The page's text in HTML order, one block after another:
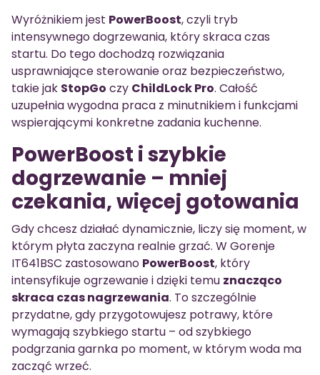
Wyróżnikiem jest PowerBoost, czyli tryb
intensywnego dogrzewania, który skraca czas
startu. Do tego dochodzą rozwiązania
usprawniające sterowanie oraz bezpieczeństwo,
takie jak StopGo czy ChildLock Pro. Całość
uzupełnia wygodna praca z minutnikiem i funkcjami
wspierającymi konkretne zadania kuchenne.
PowerBoost i szybkie
dogrzewanie – mniej
czekania, więcej gotowania
Gdy chcesz działać dynamicznie, liczy się moment, w
którym płyta zaczyna realnie grzać. W Gorenje
IT641BSC zastosowano PowerBoost, który
intensyfikuje ogrzewanie i dzięki temu znacząco
skraca czas nagrzewania. To szczególnie
przydatne, gdy przygotowujesz potrawy, które
wymagają szybkiego startu – od szybkiego
podgrzania garnka po moment, w którym woda ma
zacząć wrzeć.